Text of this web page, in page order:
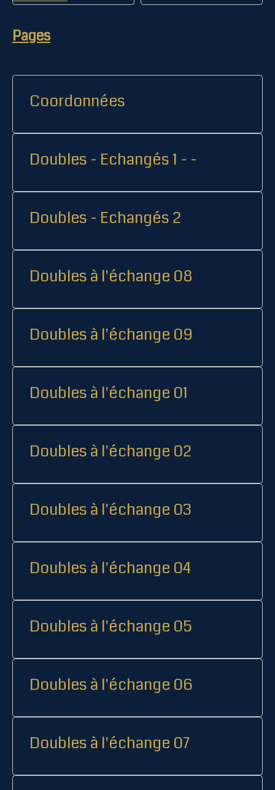
Pages
Coordonnées
Doubles - Echangés 1 - -
Doubles - Echangés 2
Doubles à l'échange 08
Doubles à l'échange 09
Doubles à l'échange 01
Doubles à l'échange 02
Doubles à l'échange 03
Doubles à l'échange 04
Doubles à l'échange 05
Doubles à l'échange 06
Doubles à l'échange 07